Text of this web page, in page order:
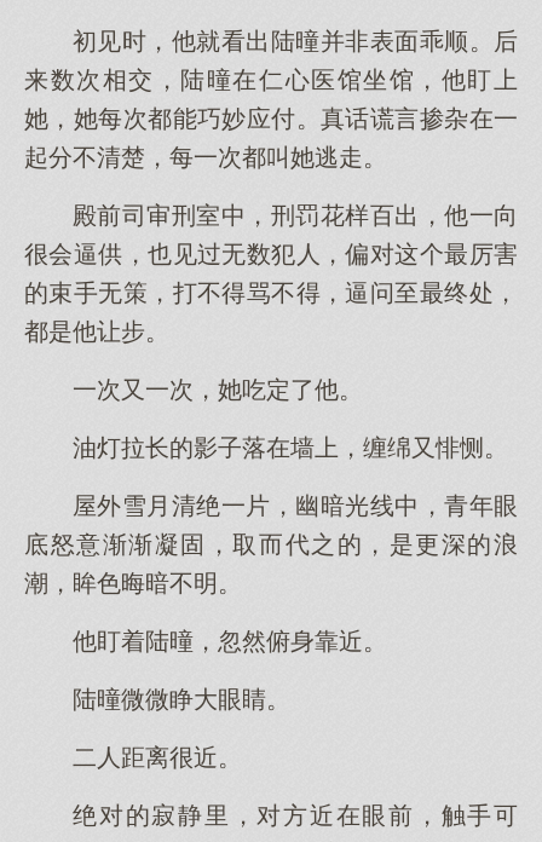
初见时，他就看出陆曈并非表面乖顺。后
来数次相交，陆曈在仁心医馆坐馆，他盯上
她，她每次都能巧妙应付。真话谎言掺杂在一
起分不清楚，每一次都叫她逃走。
殿前司审刑室中，刑罚花样百出，他一向
很会逼供，也见过无数犯人，偏对这个最厉害
的束手无策，打不得骂不得，逼问至最终处，
都是他让步。
一次又一次，她吃定了他。
油灯拉长的影子落在墙上，缠绵又悱恻。
屋外雪月清绝一片，幽暗光线中，青年眼
底怒意渐渐凝固，取而代之的，是更深的浪
潮，眸色晦暗不明。
他盯着陆曈，忽然俯身靠近。
陆曈微微睁大眼睛。
二人距离很近。
绝对的寂静里，对方近在眼前，触手可